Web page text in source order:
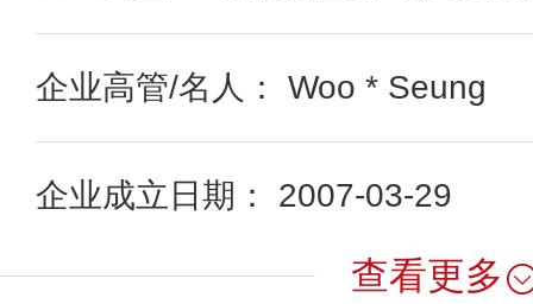
企业高管/名人： Woo * Seung
企业成立日期： 2007-03-29
查看更多